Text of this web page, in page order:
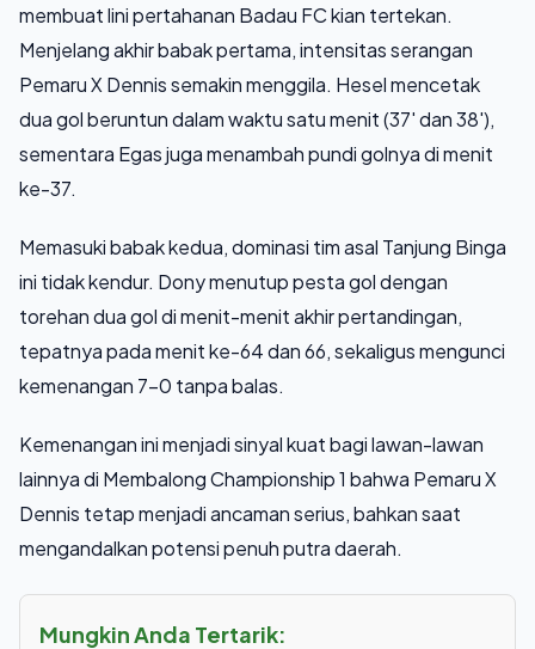
membuat lini pertahanan Badau FC kian tertekan.
Menjelang akhir babak pertama, intensitas serangan
Pemaru X Dennis semakin menggila. Hesel mencetak
dua gol beruntun dalam waktu satu menit (37' dan 38'),
sementara Egas juga menambah pundi golnya di menit
ke-37.
Memasuki babak kedua, dominasi tim asal Tanjung Binga
ini tidak kendur. Dony menutup pesta gol dengan
torehan dua gol di menit-menit akhir pertandingan,
tepatnya pada menit ke-64 dan 66, sekaligus mengunci
kemenangan 7-0 tanpa balas.
Kemenangan ini menjadi sinyal kuat bagi lawan-lawan
lainnya di Membalong Championship 1 bahwa Pemaru X
Dennis tetap menjadi ancaman serius, bahkan saat
mengandalkan potensi penuh putra daerah.
Mungkin Anda Tertarik: